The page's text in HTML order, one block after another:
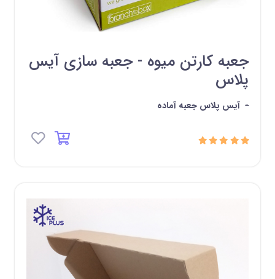
جعبه کارتن میوه - جعبه سازی آیس
پلاس
- آیس پلاس جعبه آماده